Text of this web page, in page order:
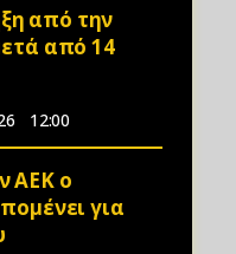
από την
από 14
12:00
ΑΕΚ ο
για